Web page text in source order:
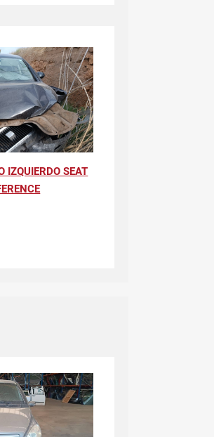
IZQUIERDO SEAT